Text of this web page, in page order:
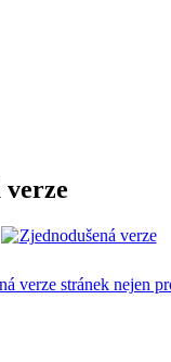
verze
verze stránek nejen